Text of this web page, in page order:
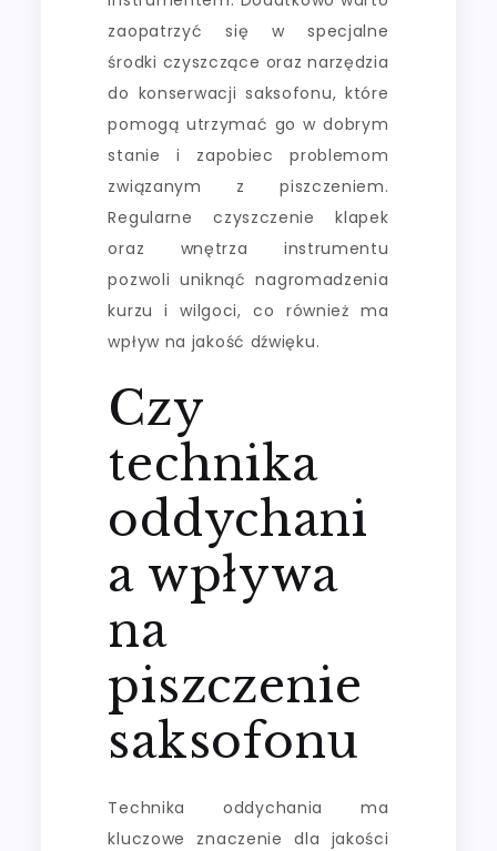
zaopatrzyć się w specjalne
środki czyszczące oraz narzędzia
do konserwacji saksofonu, które
pomogą utrzymać go w dobrym
stanie i zapobiec problemom
związanym z piszczeniem.
Regularne czyszczenie klapek
oraz wnętrza instrumentu
pozwoli uniknąć nagromadzenia
kurzu i wilgoci, co również ma
wpływ na jakość dźwięku.
Czy
technika
oddychani
a wpływa
na
piszczenie
saksofonu
Technika oddychania ma
kluczowe znaczenie dla jakości